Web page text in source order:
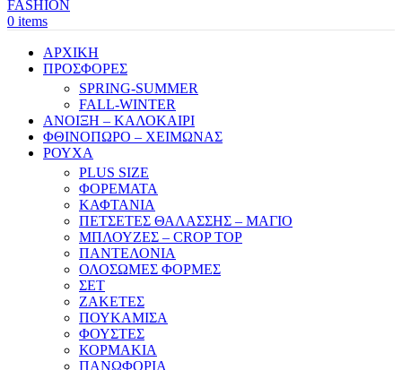
0 items
ΑΡΧΙΚΗ
ΠΡΟΣΦΟΡΕΣ
SPRING-SUMMER
FALL-WINTER
ΑΝΟΙΞΗ – ΚΑΛΟΚΑΙΡΙ
ΦΘΙΝΟΠΩΡΟ – ΧΕΙΜΩΝΑΣ
ΡΟΥΧΑ
PLUS SIZE
ΦΟΡΕΜΑΤΑ
ΚΑΦΤΑΝΙΑ
ΠΕΤΣΕΤΕΣ ΘΑΛΑΣΣΗΣ – ΜΑΓΙΟ
ΜΠΛΟΥΖΕΣ – CROP TOP
ΠΑΝΤΕΛΟΝΙΑ
ΟΛΟΣΩΜΕΣ ΦΟΡΜΕΣ
ΣΕΤ
ΖΑΚΕΤΕΣ
ΠΟΥΚΑΜΙΣΑ
ΦΟΥΣΤΕΣ
ΚΟΡΜΑΚΙΑ
ΠΑΝΩΦΟΡΙΑ